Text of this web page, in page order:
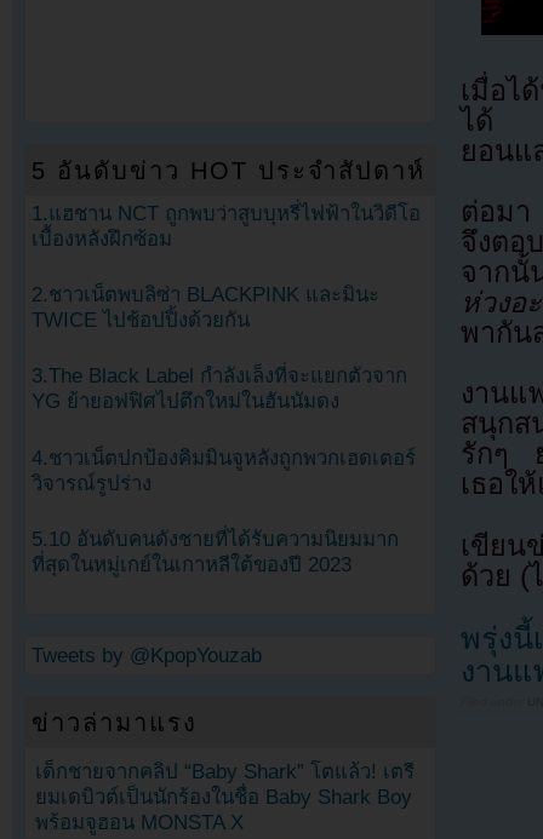
เมื่อไ
ได้ เ
ยอนแ
ต่อมา
จึงตอ
จากนั้
ห่วงอ
พากัน
งานแ
สนุกส
รักๆ
เธอใ
เขียน
ด้วย (
พรุ่งนี้
งานแ
5 อันดับข่าว HOT ประจำสัปดาห์
1.แฮชาน NCT ถูกพบว่าสูบบุหรี่ไฟฟ้าในวิดีโอ
เบื้องหลังฝึกซ้อม
2.ชาวเน็ตพบลิซ่า BLACKPINK และมินะ
TWICE ไปช้อปปิ้งด้วยกัน
3.The Black Label กำลังเล็งที่จะแยกตัวจาก
YG ย้ายอฟฟิศไปตึกใหม่ในฮันนัมดง
4.ชาวเน็ตปกป้องคิมมินจูหลังถูกพวกเฮดเตอร์
วิจารณ์รูปร่าง
5.10 อันดับคนดังชายที่ได้รับความนิยมมาก
ที่สุดในหมู่เกย์ในเกาหลีใต้ของปี 2023
Tweets by @KpopYouzab
ข่าวล่ามาแรง
เด็กชายจากคลิป “Baby Shark” โตแล้ว! เตรี
ยมเดบิวต์เป็นนักร้องในชื่อ Baby Shark Boy
พร้อมจูฮอน MONSTA X